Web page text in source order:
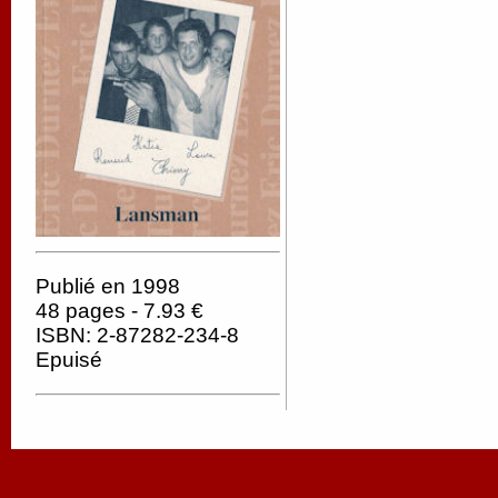
Publié en 1998
48 pages - 7.93 €
ISBN: 2-87282-234-8
Epuisé